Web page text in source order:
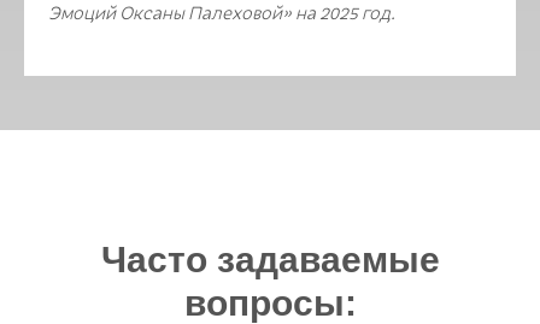
Эмоций Оксаны Палеховой» на 2025 год.
Часто задаваемые
вопросы: